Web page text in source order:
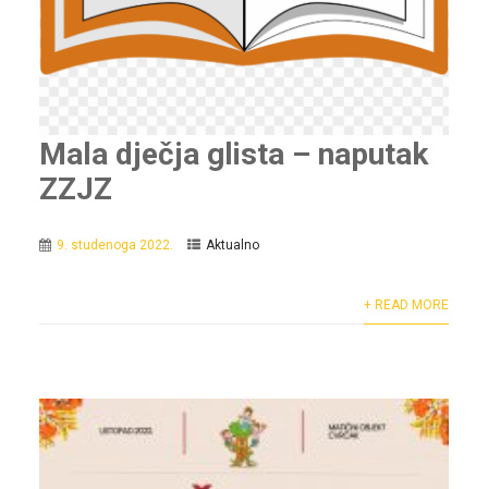
Mala dječja glista – naputak
ZZJZ
9. studenoga 2022. Aktualno
+ READ MORE